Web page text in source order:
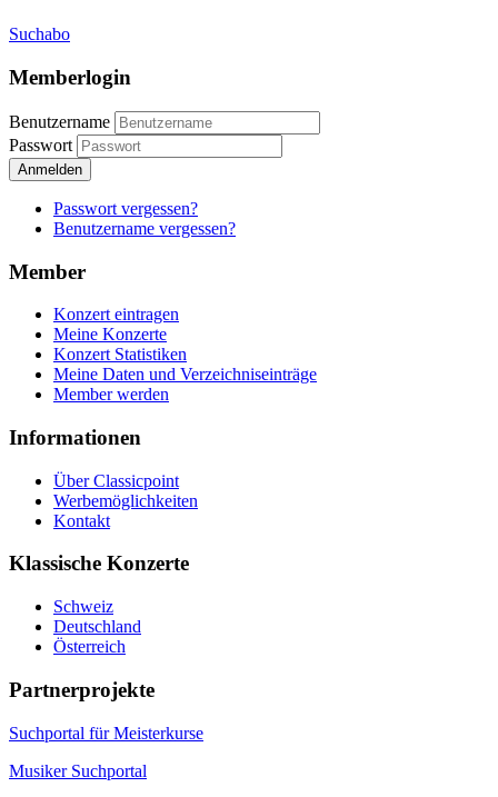
Suchabo
Memberlogin
Benutzername
Passwort
Anmelden
Passwort vergessen?
Benutzername vergessen?
Member
Konzert eintragen
Meine Konzerte
Konzert Statistiken
Meine Daten und Verzeichniseinträge
Member werden
Informationen
Über Classicpoint
Werbemöglichkeiten
Kontakt
Klassische Konzerte
Schweiz
Deutschland
Österreich
Partnerprojekte
Suchportal für Meisterkurse
Musiker Suchportal